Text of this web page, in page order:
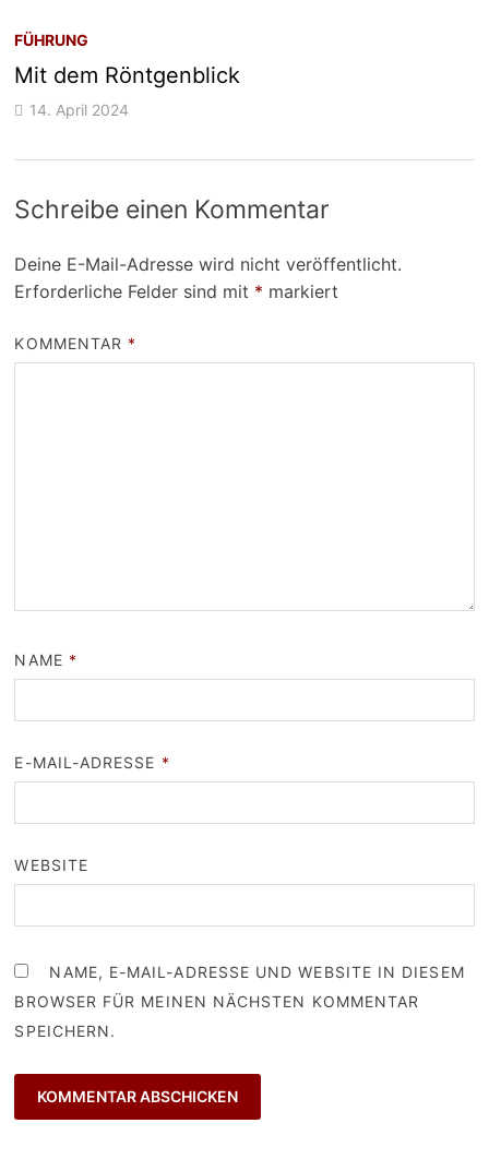
FÜHRUNG
Mit dem Röntgenblick
14. April 2024
Schreibe einen Kommentar
Deine E-Mail-Adresse wird nicht veröffentlicht.
Erforderliche Felder sind mit * markiert
KOMMENTAR *
NAME *
E-MAIL-ADRESSE *
WEBSITE
NAME, E-MAIL-ADRESSE UND WEBSITE IN DIESEM
BROWSER FÜR MEINEN NÄCHSTEN KOMMENTAR
SPEICHERN.